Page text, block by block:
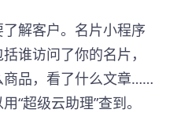
了解客户。名片小程序
谁访问了你的名片，
商品，看了什么文章……
“超级云助理”查到。